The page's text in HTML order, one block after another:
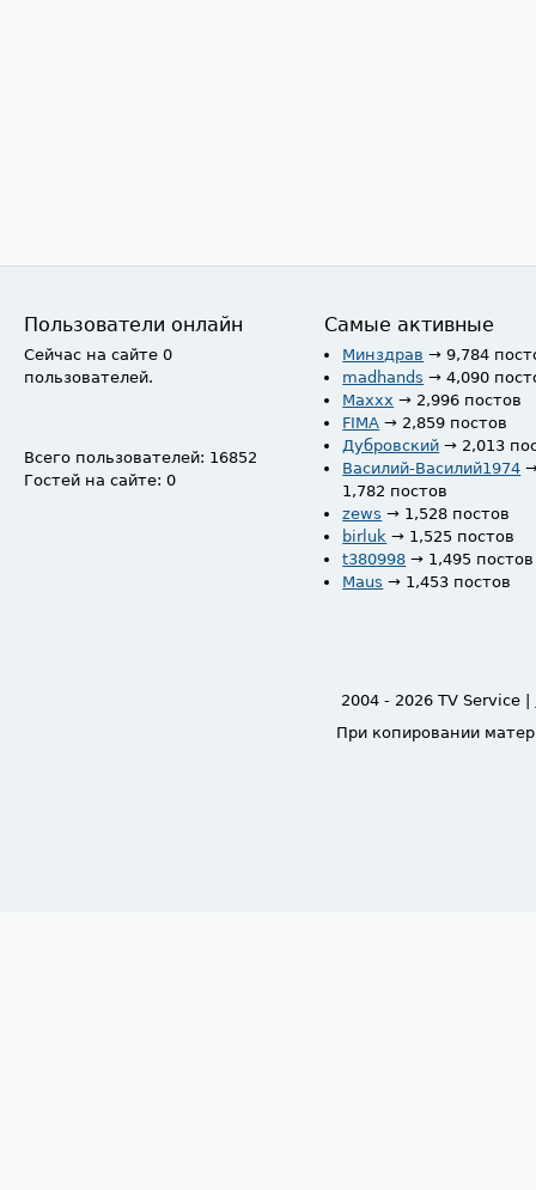
Пользователи онлайн
Сейчас на сайте 0
пользователей.
Всего пользователей: 16852
Гостей на сайте: 0
Самые активные
Минздрав → 9,784
madhands → 4,090
Maxxx → 2,996 постов
FIMA → 2,859 постов
Дубровский → 2,013
Василий-Василий1974
1,782 постов
zews → 1,528 постов
birluk → 1,525 постов
t380998 → 1,495 постов
Maus → 1,453 постов
2004 - 2026 TV Service |
При копировании